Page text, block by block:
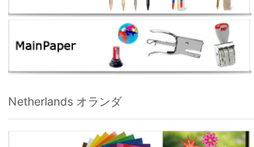
Netherlands オランダ